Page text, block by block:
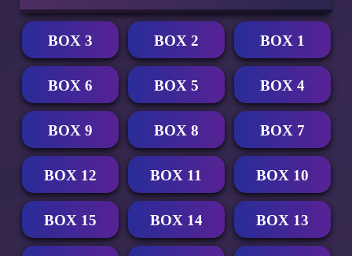
BOX 1
BOX 2
BOX 3
BOX 4
BOX 5
BOX 6
BOX 7
BOX 8
BOX 9
BOX 10
BOX 11
BOX 12
BOX 13
BOX 14
BOX 15